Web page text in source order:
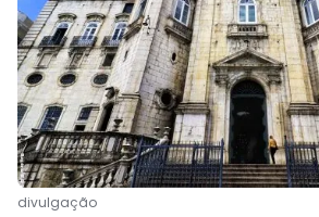
divulgação